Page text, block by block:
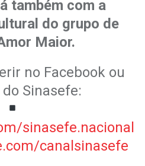
também com a
do grupo de
Maior.
no Facebook ou
Sinasefe:
sinasefe.nacional
canalsinasefe